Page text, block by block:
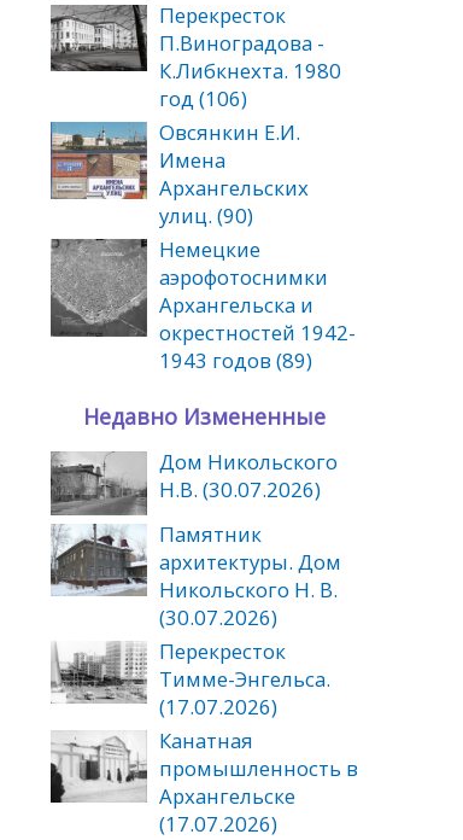
Перекресток
П.Виноградова -
К.Либкнехта. 1980
год (106)
Овсянкин Е.И.
Имена
Архангельских
улиц. (90)
Немецкие
аэрофотоснимки
Архангельска и
окрестностей 1942-
1943 годов (89)
Недавно Измененные
Дом Никольского
Н.В. (30.07.2026)
Памятник
архитектуры. Дом
Никольского Н. В.
(30.07.2026)
Перекресток
Тимме-Энгельса.
(17.07.2026)
Канатная
промышленность в
Архангельске
(17.07.2026)